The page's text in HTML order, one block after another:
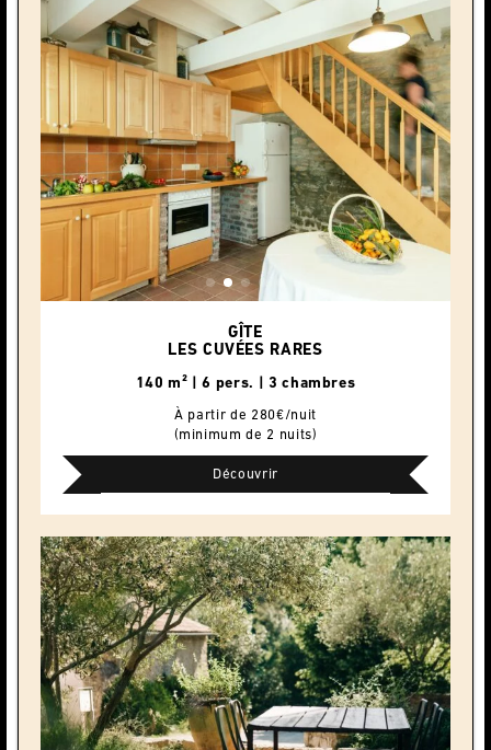
GÎTE
LES CUVÉES RARES
140 m² | 6 pers. | 3 chambres
À partir de 280€/nuit
(minimum de 2 nuits)
Découvrir